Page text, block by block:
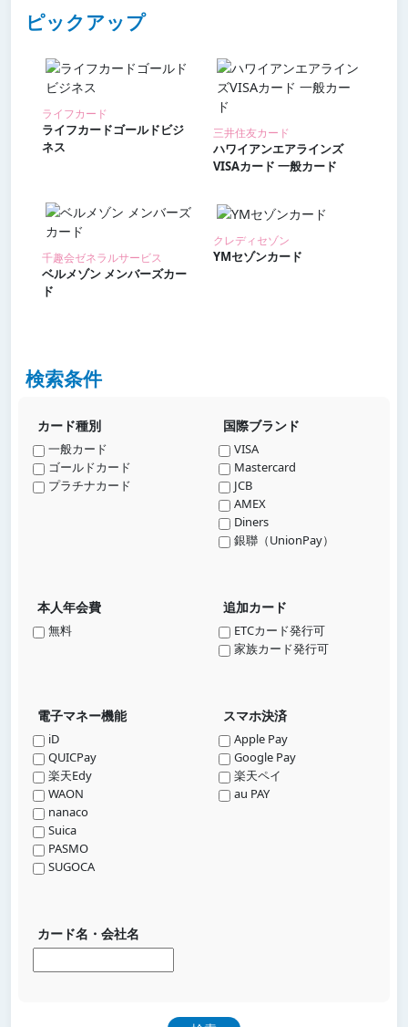
ピックアップ
ライフカード
ライフカードゴールドビジ
ネス
三井住友カード
ハワイアンエアラインズ
VISAカード 一般カード
千趣会ゼネラルサービス
ベルメゾン メンバーズカー
ド
クレディセゾン
YMセゾンカード
検索条件
カード種別
一般カード
ゴールドカード
プラチナカード
国際ブランド
VISA
Mastercard
JCB
AMEX
Diners
銀聯（UnionPay）
本人年会費
無料
追加カード
ETCカード発行可
家族カード発行可
電子マネー機能
iD
QUICPay
楽天Edy
WAON
nanaco
Suica
PASMO
SUGOCA
スマホ決済
Apple Pay
Google Pay
楽天ペイ
au PAY
カード名・会社名